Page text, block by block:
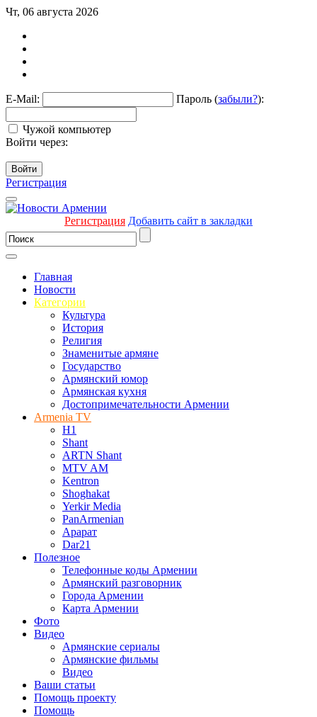
Чт, 06 августа 2026
E-Mail: Пароль (забыли?):
Чужой компьютер
Войти через:
Войти
Регистрация
Регистрация Добавить сайт в закладки
Главная
Новости
Категории
Культура
История
Религия
Знаменитые армяне
Государство
Армянский юмор
Армянская кухня
Достопримечательности Армении
Armenia TV
H1
Shant
ARTN Shant
MTV AM
Kentron
Shoghakat
Yerkir Media
PanArmenian
Арарат
Dar21
Полезное
Телефонные коды Армении
Армянский разговорник
Города Армении
Карта Армении
Фото
Видео
Армянские сериалы
Армянские фильмы
Видео
Ваши статьи
Помощь проекту
Помощь